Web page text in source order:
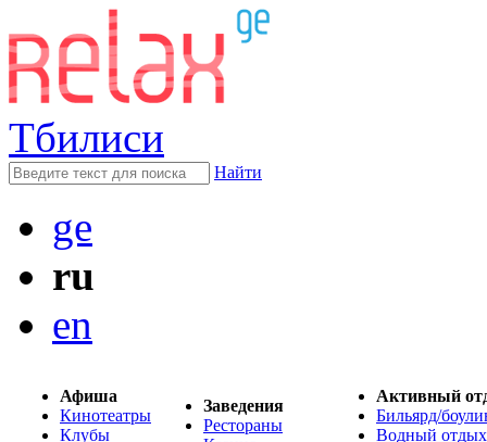
Тбилиси
Найти
ge
ru
en
Афиша
Кинотеатры
Клубы
Заведения
Рестораны
Активный
Бильярд/
Водный отдых